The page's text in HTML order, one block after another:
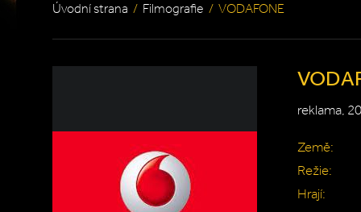
Úvodní strana / Filmografie / VODAFONE
reklama,
Země:
Režie:
Hrají: